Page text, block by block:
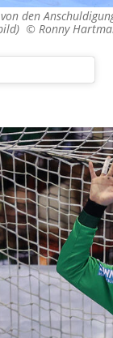
den
© Ronny